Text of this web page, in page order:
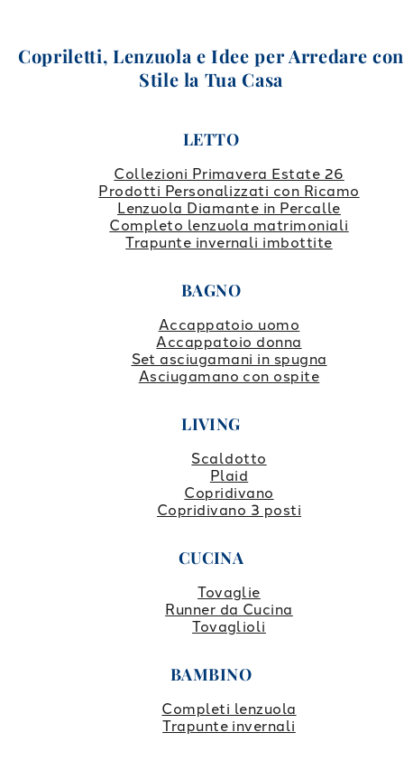
Copriletti, Lenzuola e Idee per Arredare con
Stile la Tua Casa
LETTO
Collezioni Primavera Estate 26
Prodotti Personalizzati con Ricamo
Lenzuola Diamante in Percalle
Completo lenzuola matrimoniali
Trapunte invernali imbottite
BAGNO
Accappatoio uomo
Accappatoio donna
Set asciugamani in spugna
Asciugamano con ospite
LIVING
Scaldotto
Plaid
Copridivano
Copridivano 3 posti
CUCINA
Tovaglie
Runner da Cucina
Tovaglioli
BAMBINO
Completi lenzuola
Trapunte invernali